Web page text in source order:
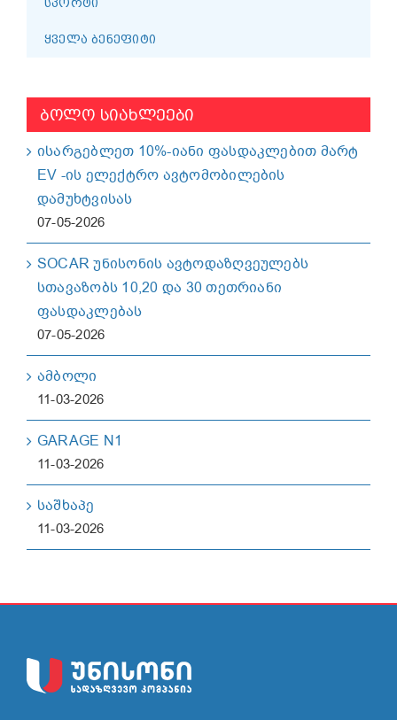
ᲧᲕᲔᲚᲐ ᲑᲔᲜᲔᲤᲘᲢᲘ
ᲑᲝᲚᲝ ᲡᲘᲐᲮᲚᲔᲔᲑᲘ
ისარგებლეთ 10%-იანი ფასდაკლებით მარტ
EV -ის ელექტრო ავტომობილების
დამუხტვისას
07-05-2026
SOCAR უნისონის ავტოდაზღვეულებს
სთავაზობს 10,20 და 30 თეთრიანი
ფასდაკლებას
07-05-2026
ამბოლი
11-03-2026
GARAGE N1
11-03-2026
საშხაპე
11-03-2026